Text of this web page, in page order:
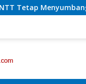
Selektif Demi